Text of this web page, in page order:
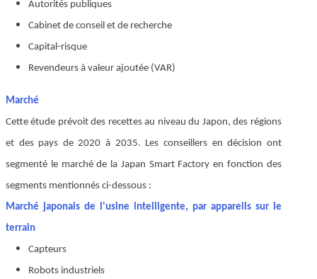
Autorités publiques
Cabinet de conseil et de recherche
Capital-risque
Revendeurs à valeur ajoutée (VAR)
Marché
Cette étude prévoit des recettes au niveau du Japon, des régions
et des pays de 2020 à 2035. Les conseillers en décision ont
segmenté le marché de la Japan Smart Factory en fonction des
segments mentionnés ci-dessous :
Marché japonais de l'usine intelligente, par appareils sur le
terrain
Capteurs
Robots industriels